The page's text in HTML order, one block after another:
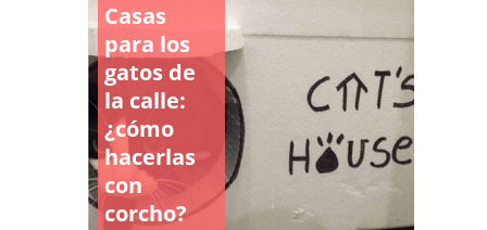
Casas
para los
gatos de
la calle:
¿cómo
hacerlas
con
corcho?